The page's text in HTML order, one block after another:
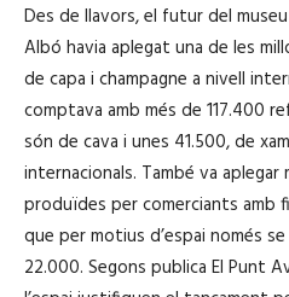
Des de llavors, el futur del
Albó havia aplegat una de les
de capa i champagne a nivell
comptava amb més de 117.400
són de cava i unes 41.500, de
internacionals. També va
produïdes per comerciants
que per motius d’espai només
22.000. Segons publica El Punt